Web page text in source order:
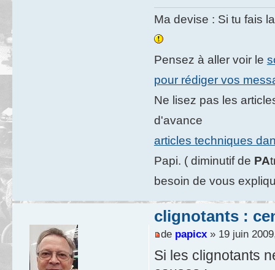
Ma devise : Si tu fais
Pensez à aller voir le
pour rédiger vos
Ne lisez pas les
d'avance
articles techniques
Papi. ( diminutif de PA
besoin de vous
clignotants :
de papicx» 19 juin
Si les clignotants